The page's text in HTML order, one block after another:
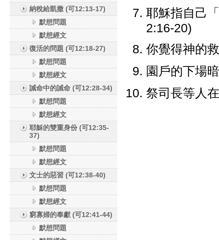
納稅給凱撒 (可12:13-17)
默想問題
默想經文
復活的問題 (可12:18-27)
默想問題
默想經文
誡命中的誡命 (可12:28-34)
默想問題
默想經文
耶穌的雙重身份 (可12:35-
37)
默想問題
默想經文
文士的惡習 (可12:38-40)
默想問題
默想經文
窮寡婦的奉獻 (可12:41-44)
默想問題
耶穌指自己
2:16-20)
你覺得神的
園戶的下場
祭司長等人